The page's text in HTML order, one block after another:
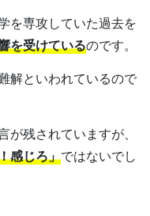
を専攻していた過去を
を受けているのです。
解といわれているので
が残されていますが、
感じろ」ではないでし